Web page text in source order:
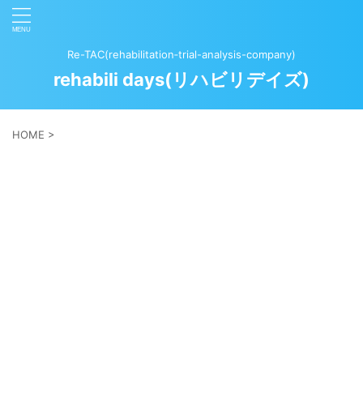
Re-TAC(rehabilitation‐trial-analysis-company)
rehabili days(リハビリデイズ)
HOME >